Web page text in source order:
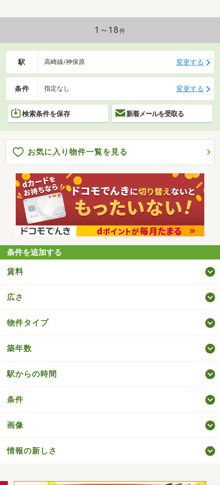
1～18 件
駅 高崎線/神保原 変更する
条件 指定なし 変更する
検索条件を保存 新着メールを受取る
お気に入り物件一覧を見る
条件を追加する
賃料
広さ
物件タイプ
築年数
駅からの時間
条件
画像
情報の新しさ